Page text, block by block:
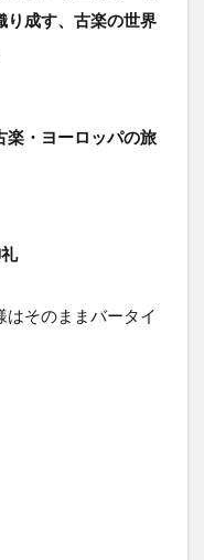
り成す、古楽の世界
楽・ヨーロッパの旅
そのままバータイ